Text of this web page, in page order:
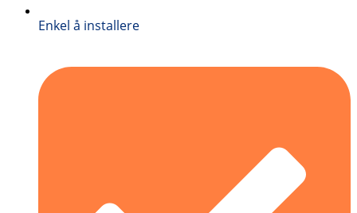
Enkel å installere